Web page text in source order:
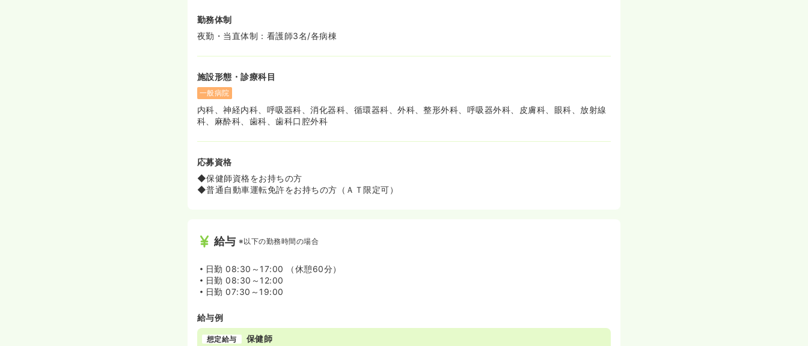
勤務体制
夜勤・当直体制：看護師3名/各病棟
施設形態・診療科目
一般病院
内科、神経内科、呼吸器科、消化器科、循環器科、外科、整形外科、呼吸器外科、皮膚科、眼科、放射線
科、麻酔科、歯科、歯科口腔外科
応募資格
◆保健師資格をお持ちの方
◆普通自動車運転免許をお持ちの方（ＡＴ限定可）
給与 ※以下の勤務時間の場合
日勤 08:30～17:00 （休憩60分）
日勤 08:30～12:00
日勤 07:30～19:00
給与例
想定給与 保健師